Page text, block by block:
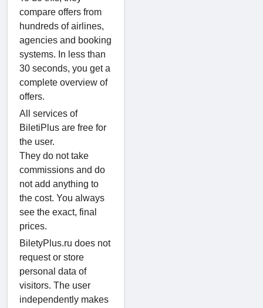
compare offers from
hundreds of airlines,
agencies and booking
systems. In less than
30 seconds, you get a
complete overview of
offers.
All services of
BiletiPlus are free for
the user.
They do not take
commissions and do
not add anything to
the cost. You always
see the exact, final
prices.
BiletyPlus.ru does not
request or store
personal data of
visitors. The user
independently makes